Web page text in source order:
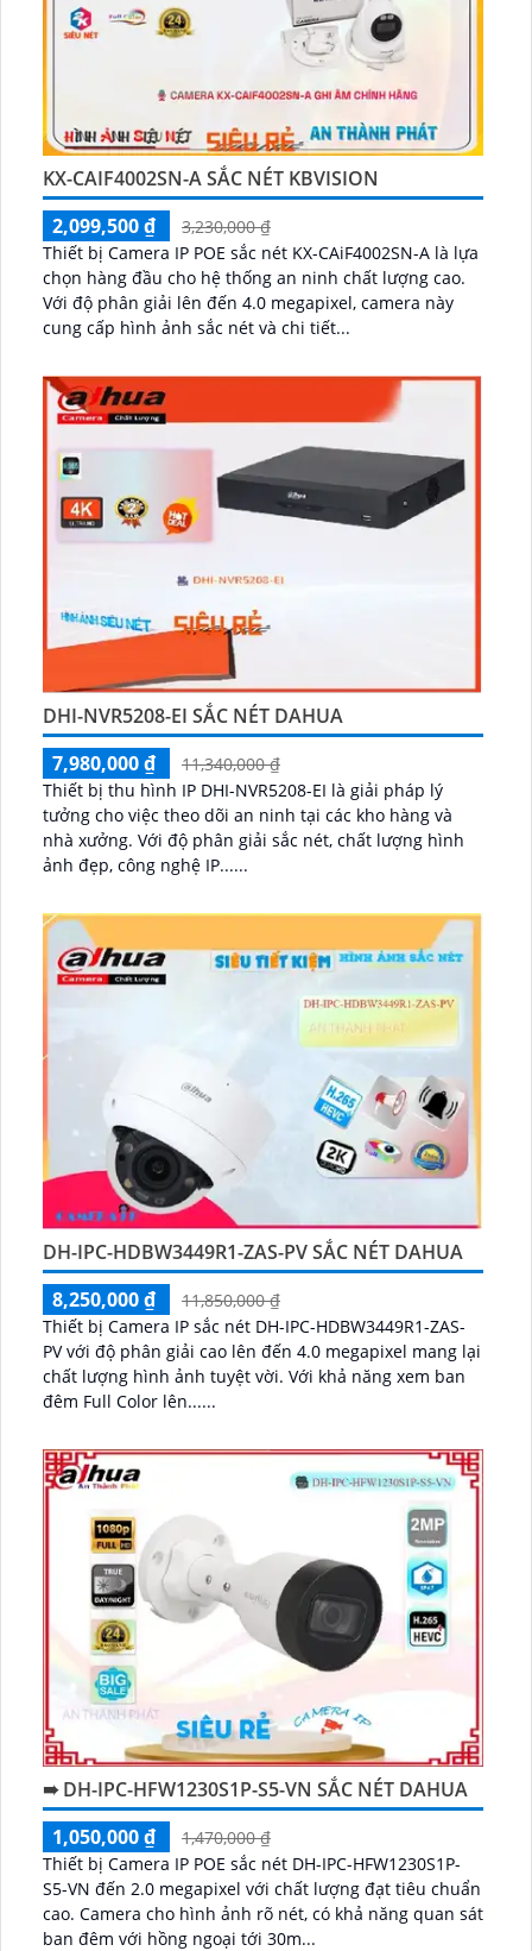
KX-CAIF4002SN-A SẮC NÉT KBVISION
2,099,500 ₫
3,230,000 ₫
Thiết bị Camera IP POE sắc nét KX-CAiF4002SN-A là lựa
chọn hàng đầu cho hệ thống an ninh chất lượng cao.
Với độ phân giải lên đến 4.0 megapixel, camera này
cung cấp hình ảnh sắc nét và chi tiết...
DHI-NVR5208-EI SẮC NÉT DAHUA
7,980,000 ₫
11,340,000 ₫
Thiết bị thu hình IP DHI-NVR5208-EI là giải pháp lý
tưởng cho việc theo dõi an ninh tại các kho hàng và
nhà xưởng. Với độ phân giải sắc nét, chất lượng hình
ảnh đẹp, công nghệ IP......
DH-IPC-HDBW3449R1-ZAS-PV SẮC NÉT DAHUA
8,250,000 ₫
11,850,000 ₫
Thiết bị Camera IP sắc nét DH-IPC-HDBW3449R1-ZAS-
PV với độ phân giải cao lên đến 4.0 megapixel mang lại
chất lượng hình ảnh tuyệt vời. Với khả năng xem ban
đêm Full Color lên......
➠ DH-IPC-HFW1230S1P-S5-VN SẮC NÉT DAHUA
1,050,000 ₫
1,470,000 ₫
Thiết bị Camera IP POE sắc nét DH-IPC-HFW1230S1P-
S5-VN đến 2.0 megapixel với chất lượng đạt tiêu chuẩn
cao. Camera cho hình ảnh rõ nét, có khả năng quan sát
ban đêm với hồng ngoại tới 30m...